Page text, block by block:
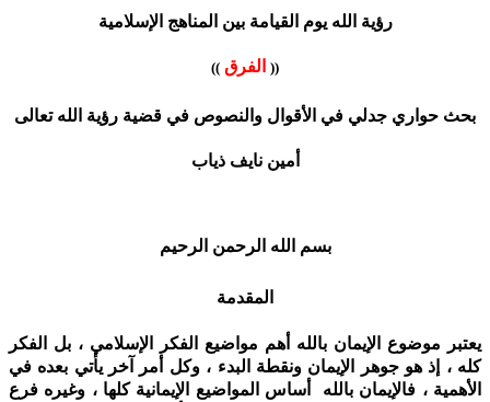
رؤية الله يوم القيامة بين المناهج الإسلامية
(( الفرق ))
بحث حواري جدلي في الأقوال والنصوص في قضية رؤية الله تعالى
أمين نايف ذياب
بسم الله الرحمن الرحيم
المقدمة
يعتبر موضوع الإيمان بالله أهم مواضيع الفكر الإسلامي ، بل الفكر
كله ، إذ هو جوهر الإيمان ونقطة البدء ، وكل أمر آخر يأتي بعده في
الأهمية ، فالإيمان بالله أساس المواضيع الإيمانية كلها ، وغيره فرع